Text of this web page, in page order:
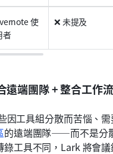
使
者
❌ 未提及
遠端團隊 + 整合工作
因工具組分散而苦惱、
的遠端團隊——而不是分
工具不同，Lark 將會議